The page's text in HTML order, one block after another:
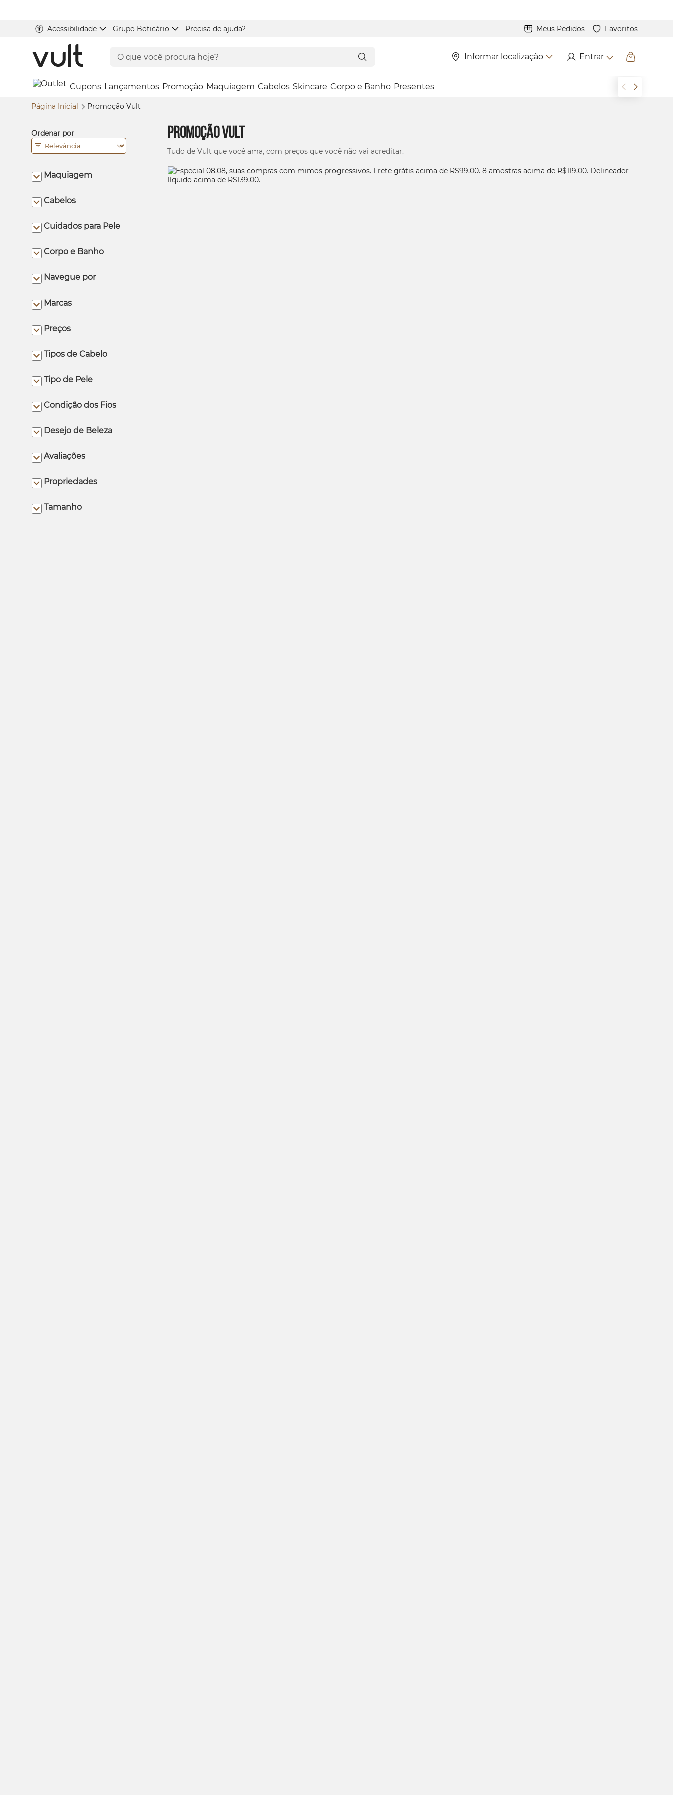
Acessibilidade Grupo Boticário Precisa de ajuda? Meus Pedidos Favoritos
Informar localização Entrar
Cupons Lançamentos Promoção Maquiagem Cabelos Skincare Corpo e Banho Presentes
Página Inicial Promoção Vult
Promoção Vult
Tudo de Vult que você ama, com preços que você não vai acreditar.
Ordenar por
Maquiagem
Cabelos
Cuidados para Pele
Corpo e Banho
Navegue por
Marcas
Preços
Tipos de Cabelo
Tipo de Pele
Condição dos Fios
Desejo de Beleza
Avaliações
Propriedades
Tamanho